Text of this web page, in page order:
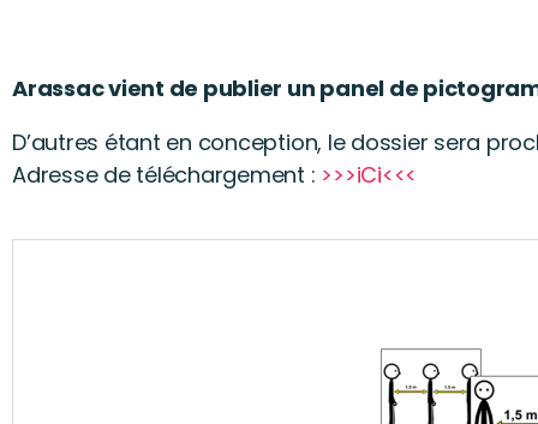
Arassac vient de publier un panel de
D’autres étant en conception, le dossier sera
Adresse de téléchargement : >>>iCi<<<